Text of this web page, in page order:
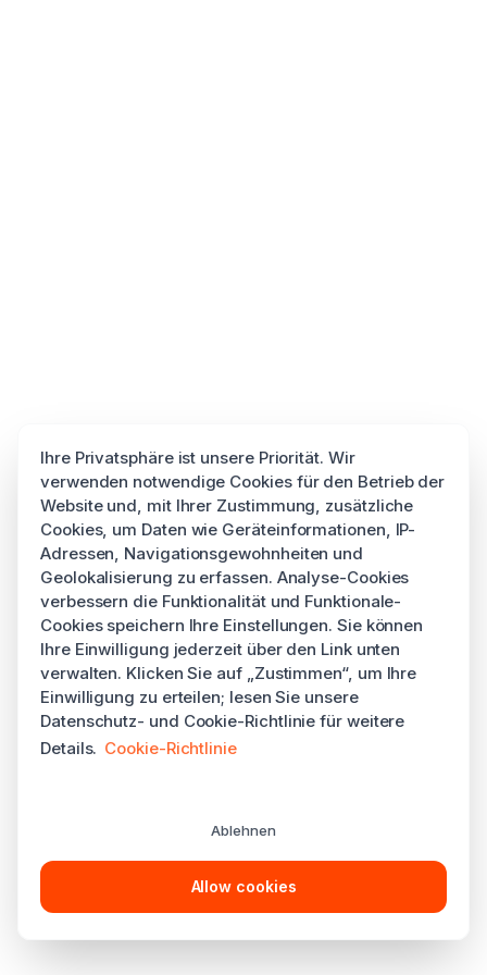
Ihre Privatsphäre ist unsere Priorität. Wir
verwenden notwendige Cookies für den Betrieb der
Website und, mit Ihrer Zustimmung, zusätzliche
Cookies, um Daten wie Geräteinformationen, IP-
Adressen, Navigationsgewohnheiten und
Geolokalisierung zu erfassen. Analyse-Cookies
verbessern die Funktionalität und Funktionale-
Cookies speichern Ihre Einstellungen. Sie können
Ihre Einwilligung jederzeit über den Link unten
verwalten. Klicken Sie auf „Zustimmen“, um Ihre
Einwilligung zu erteilen; lesen Sie unsere
Datenschutz- und Cookie-Richtlinie für weitere
Details. Cookie-Richtlinie
Ablehnen
Allow cookies